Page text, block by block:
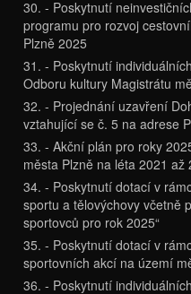
30. - Poskytnutí
programu pro rozvoj
Plzně 2025
31. - Poskytnutí
Odboru kultury Magistrátu
32. - Projednání uzavření
vztahující se č. 5 na adrese
33. - Akční plán pro roky
města Plzně na léta 2021 až
34. - Poskytnutí dotací v
sportu a tělovýchovy včetně
sportovců pro rok 2025“
35. - Poskytnutí dotací v
sportovních akcí na území
36. - Poskytnutí